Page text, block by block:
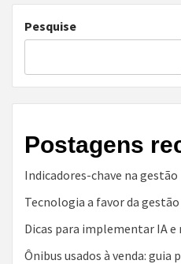
Pesquise
Postagens
Indicadores-chave na
Tecnologia a favor da
Dicas para implementar IA
Ônibus usados à venda: guia